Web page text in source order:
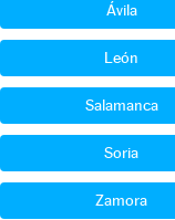
Ávila
León
Salamanca
Soria
Zamora